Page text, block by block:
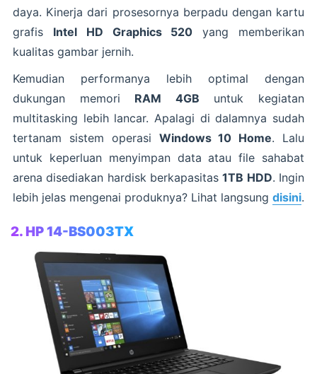
daya. Kinerja dari prosesornya berpadu dengan kartu
grafis Intel HD Graphics 520 yang memberikan
kualitas gambar jernih.
Kemudian performanya lebih optimal dengan
dukungan memori RAM 4GB untuk kegiatan
multitasking lebih lancar. Apalagi di dalamnya sudah
tertanam sistem operasi Windows 10 Home. Lalu
untuk keperluan menyimpan data atau file sahabat
arena disediakan hardisk berkapasitas1TB HDD. Ingin
lebih jelas mengenai produknya? Lihat langsung disini.
2. HP 14-BS003TX